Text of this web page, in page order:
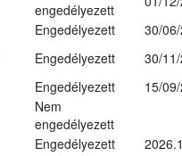
engedélyezett
Engedélyezett
30/
Engedélyezett
30/
Engedélyezett
15/
Nem
engedélyezett
Engedélyezett